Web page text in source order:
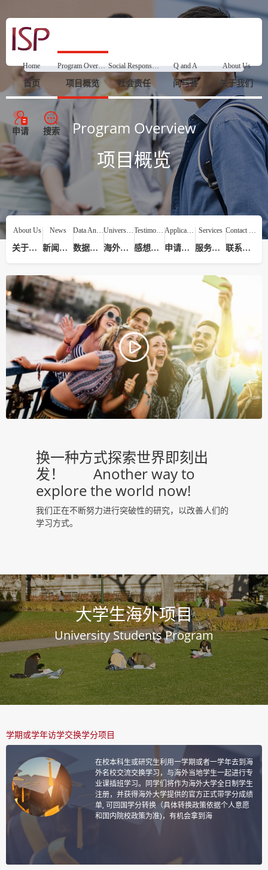
Home
首页
Program Overview
项目概览
Social Responsibility
社会责任
Q and A
问与答
About Us
关于我们
申请 搜索 Program Overview
项目概览
About Us
关于我们
News
新闻动态
Data Analysis
数据分析
Universities
海外院校
Testimonials
感想评价
Application Process
申请流程
Services
服务提供
Contact Us
联系我们
换一种方式探索世界即刻出
发！        Another way to
explore the world now!
我们正在不断努力进行突破性的研究，以改善人们的
学习方式。
大学生海外项目
University Students Program
学期或学年访学交换学分项目
在校本科生或研究生利用一学期或者一学年去到海
外名校交流交换学习，与海外当地学生一起进行专
业课插班学习。同学们将作为海外大学全日制学生
注册，并获得海外大学提供的官方正式带学分成绩
单, 可回国学分转换（具体转换政策依据个人意愿
和国内院校政策为准)，有机会拿到海